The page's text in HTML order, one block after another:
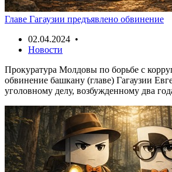
Главе Гагаузии предъявлено обвинение
02.04.2024 •
Новости
Прокуратура Молдовы по борьбе с
обвинение башкану (главе) Гагаузии
уголовному делу, возбужденному два